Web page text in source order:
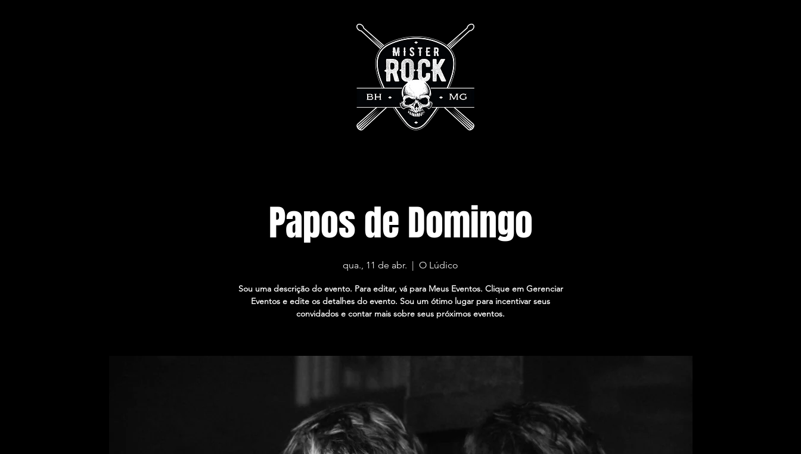
Papos de Domingo
qua., 11 de abr.
  |
O Lúdico
Sou uma descrição do evento. Para editar, vá para Meus Eventos. Clique em Gerenciar
Eventos e edite os detalhes do evento. Sou um ótimo lugar para incentivar seus
convidados e contar mais sobre seus próximos eventos.